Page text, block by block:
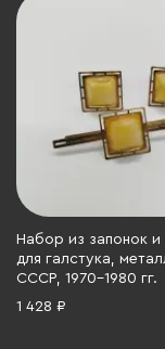
Набор из запонок
для галстука,
СССР, 1970-1980 гг.
1 428 ₽